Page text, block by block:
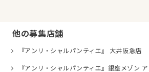
他の募集店舗
『アンリ・シャルパンティエ』 大井阪急店
『アンリ・シャルパンティエ』銀座メゾン